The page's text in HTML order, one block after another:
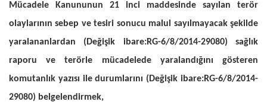
Mücadele Kanununun 21 inci maddesinde sayılan terör
olaylarının sebep ve tesiri sonucu malul sayılmayacak şekilde
yaralananlardan (Değişik ibare:RG-6/8/2014-29080) sağlık
raporu ve terörle mücadelede yaralandığını gösteren
komutanlık yazısı ile durumlarını (Değişik ibare:RG-6/8/2014-
29080) belgelendirmek,